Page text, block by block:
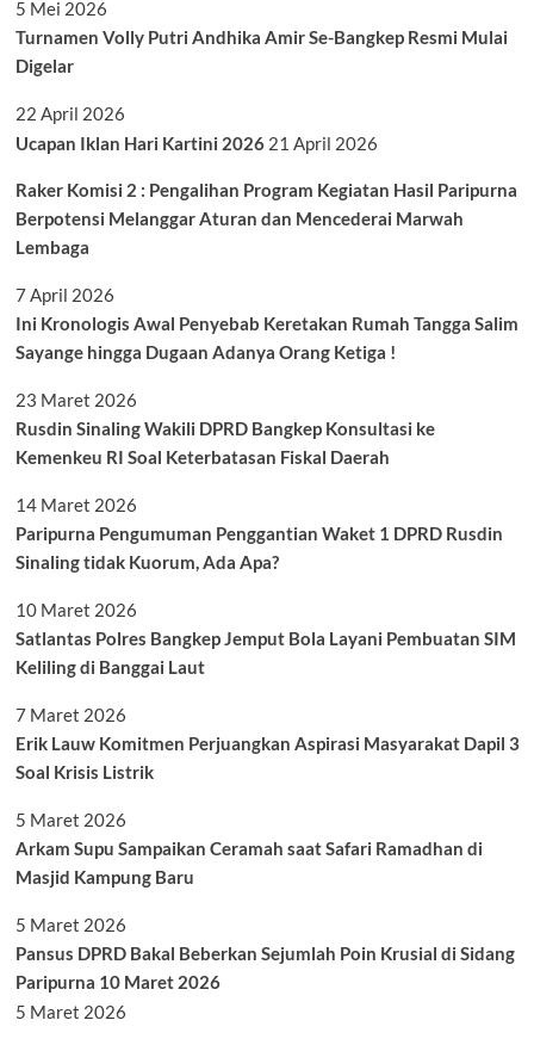
5 Mei 2026
Turnamen Volly Putri Andhika Amir Se-Bangkep Resmi Mulai
Digelar
22 April 2026
Ucapan Iklan Hari Kartini 2026 21 April 2026
Raker Komisi 2 : Pengalihan Program Kegiatan Hasil Paripurna
Berpotensi Melanggar Aturan dan Mencederai Marwah
Lembaga
7 April 2026
Ini Kronologis Awal Penyebab Keretakan Rumah Tangga Salim
Sayange hingga Dugaan Adanya Orang Ketiga !
23 Maret 2026
Rusdin Sinaling Wakili DPRD Bangkep Konsultasi ke
Kemenkeu RI Soal Keterbatasan Fiskal Daerah
14 Maret 2026
Paripurna Pengumuman Penggantian Waket 1 DPRD Rusdin
Sinaling tidak Kuorum, Ada Apa?
10 Maret 2026
Satlantas Polres Bangkep Jemput Bola Layani Pembuatan SIM
Keliling di Banggai Laut
7 Maret 2026
Erik Lauw Komitmen Perjuangkan Aspirasi Masyarakat Dapil 3
Soal Krisis Listrik
5 Maret 2026
Arkam Supu Sampaikan Ceramah saat Safari Ramadhan di
Masjid Kampung Baru
5 Maret 2026
Pansus DPRD Bakal Beberkan Sejumlah Poin Krusial di Sidang
Paripurna 10 Maret 2026
5 Maret 2026